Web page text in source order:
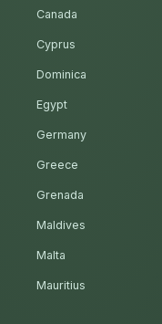
Canada
Cyprus
Dominica
Egypt
Germany
Greece
Grenada
Maldives
Malta
Mauritius